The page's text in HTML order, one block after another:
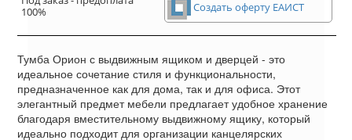
100%
Создать оферту ЕАИСТ
Тумба Орион с выдвижным ящиком и дверцей - это
идеальное сочетание стиля и функциональности,
предназначенное как для дома, так и для офиса. Этот
элегантный предмет мебели предлагает удобное хранение
благодаря вместительному выдвижному ящику, который
идеально подходит для организации канцелярских